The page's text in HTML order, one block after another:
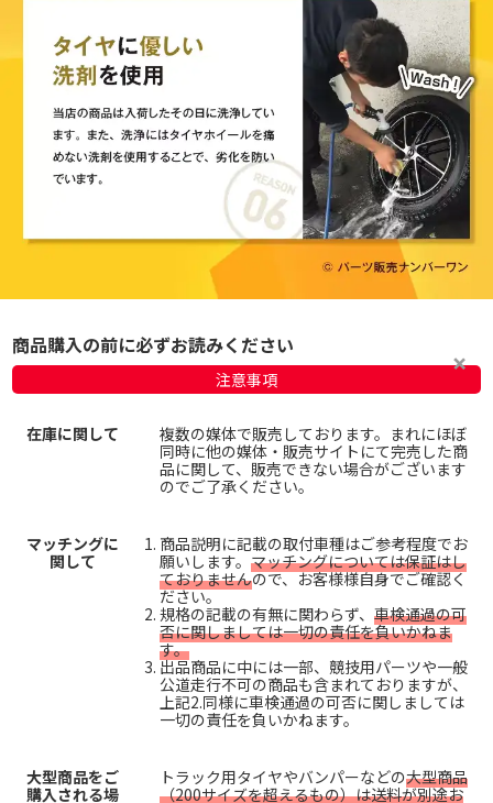
商品購入の前に必ずお読みください
注意事項
在庫に関して
複数の媒体で販売しております。まれにほぼ
同時に他の媒体・販売サイトにて完売した商
品に関して、販売できない場合がございます
のでご了承ください。
マッチングに
関して
商品説明に記載の取付車種はご参考程度でお
願いします。 マッチングについては保証はし
ておりませんので、お客様様自身でご確認く
ださい。
規格の記載の有無に関わらず、 車検通過の可
否に関しましては一切の責任を負いかねま
す。
出品商品に中には一部、競技用パーツや一般
公道走行不可の商品も含まれておりますが、
上記2.同様に車検通過の可否に関しましては
一切の責任を負いかねます。
大型商品をご
購入される場
トラック用タイヤやバンパーなどの大型商品
（200サイズを超えるもの）は送料が別途お